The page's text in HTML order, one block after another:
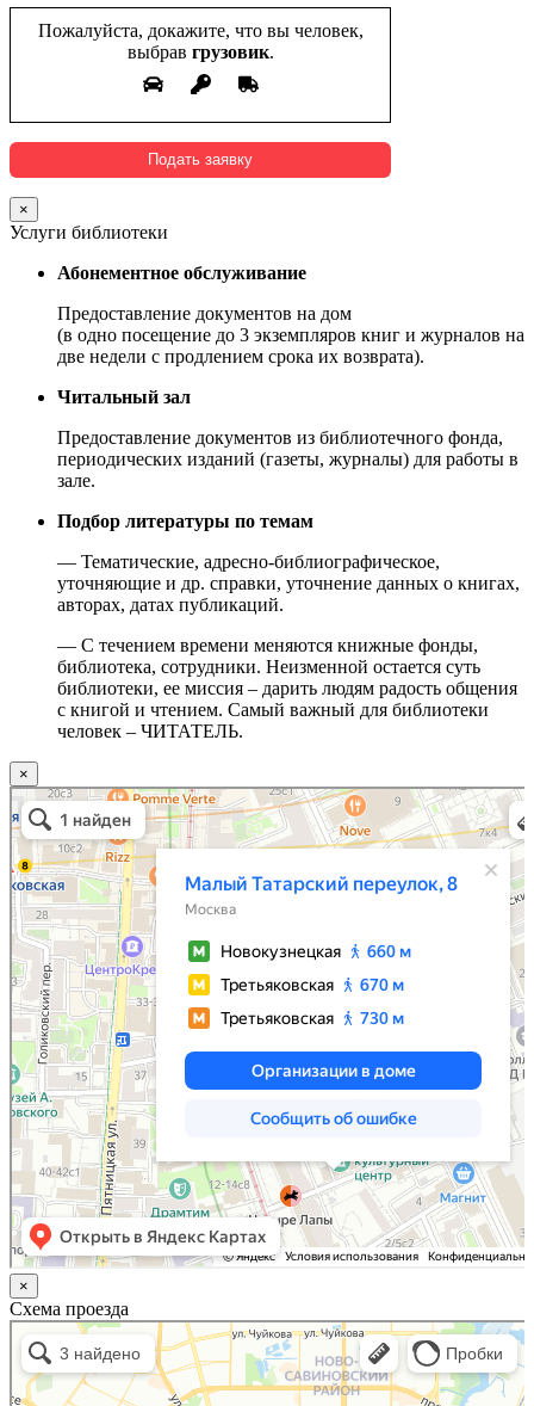
Пожалуйста, докажите, что вы человек,
выбрав грузовик.
×
Услуги библиотеки
Абонементное обслуживание
Предоставление документов на дом
(в одно посещение до 3 экземпляров книг и журналов на
две недели с продлением срока их возврата).
Читальный зал
Предоставление документов из библиотечного фонда,
периодических изданий (газеты, журналы) для работы в
зале.
Подбор литературы по темам
— Тематические, адресно-библиографическое,
уточняющие и др. справки, уточнение данных о книгах,
авторах, датах публикаций.
— С течением времени меняются книжные фонды,
библиотека, сотрудники. Неизменной остается суть
библиотеки, ее миссия – дарить людям радость общения
с книгой и чтением. Самый важный для библиотеки
человек – ЧИТАТЕЛЬ.
×
Москва
Малый Татарский переулок, 8 на карте Москвы, ближайшее метро Новокузнецкая —
Яндекс.Карты
×
Схема проезда
Казань
Малый Татарский переулок, 8 на карте Москвы, ближайшее метро Новокузнецкая —
Яндекс.Карты